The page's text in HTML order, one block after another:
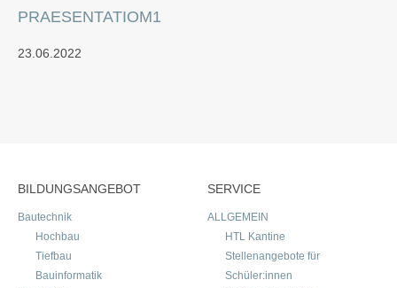
PRAESENTATIOM1
23.06.2022
BILDUNGSANGEBOT
Bautechnik
Hochbau
Tiefbau
Bauinformatik
SERVICE
ALLGEMEIN
HTL Kantine
Stellenangebote für
Schüler:innen